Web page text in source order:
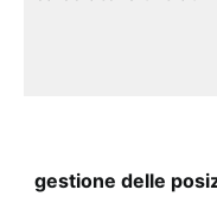
gestione delle